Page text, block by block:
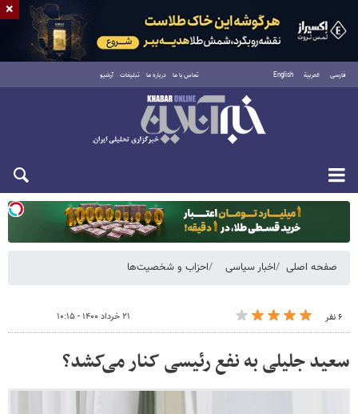
فارسی العربية English تماس با ما درباره ما تبلیغات آرشیو
یکشنبه ۱۸ مرداد ۱۴۰۵
صفحه اصلی اخبار سیاسی احزاب و شخصیت‌ها
۶ نفر ۲۱ خرداد ۱۴۰۰ - ۱۰:۱۵
سعید جلیلی به نفع رئیسی کنار می‌کشد؟
×